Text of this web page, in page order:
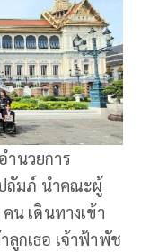
ำนวยการ
ปถัมภ์ นำคณะผู้
น เดินทางเข้า
ลูกเธอ เจ้าฟ้าพัช